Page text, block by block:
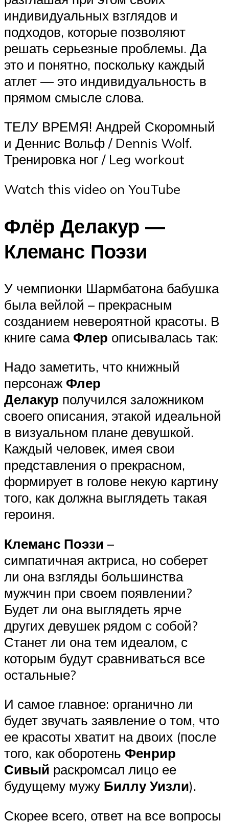
индивидуальных взглядов и
подходов, которые позволяют
решать серьезные проблемы. Да
это и понятно, поскольку каждый
атлет — это индивидуальность в
прямом смысле слова.
ТЕЛУ ВРЕМЯ! Андрей Скоромный
и Деннис Вольф / Dennis Wolf.
Тренировка ног / Leg workout
Watch this video on YouTube
Флёр Делакур —
Клеманс Поэзи
У чемпионки Шармбатона бабушка
была вейлой – прекрасным
созданием невероятной красоты. В
книге сама Флер описывалась так:
Надо заметить, что книжный
персонаж Флер
Делакур получился заложником
своего описания, этакой идеальной
в визуальном плане девушкой.
Каждый человек, имея свои
представления о прекрасном,
формирует в голове некую картину
того, как должна выглядеть такая
героиня.
Клеманс Поэзи –
симпатичная актриса, но соберет
ли она взгляды большинства
мужчин при своем появлении?
Будет ли она выглядеть ярче
других девушек рядом с собой?
Станет ли она тем идеалом, с
которым будут сравниваться все
остальные?
И самое главное: органично ли
будет звучать заявление о том, что
ее красоты хватит на двоих (после
того, как оборотень Фенрир
Сивый раскромсал лицо ее
будущему мужу Биллу Уизли).
Скорее всего, ответ на все вопросы